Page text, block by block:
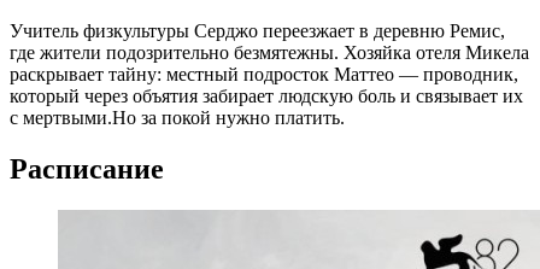
Учитель физкультуры Серджо переезжает в деревню Ремис,
где жители подозрительно безмятежны. Хозяйка отеля Микела
раскрывает тайну: местный подросток Маттео — проводник,
который через объятия забирает людскую боль и связывает их
с мертвыми.Но за покой нужно платить.
Расписание